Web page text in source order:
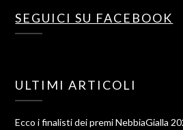
SEGUICI SU FACEBOOK
ULTIMI ARTICOLI
Ecco i finalisti dei premi NebbiaGialla